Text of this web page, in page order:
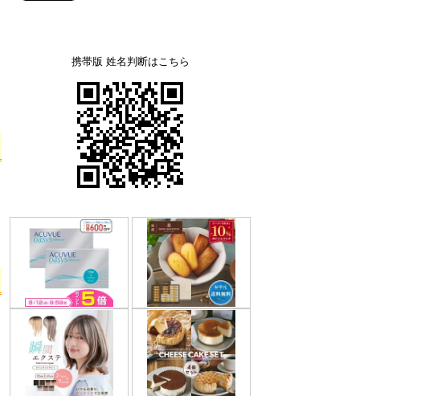
携帯版 姓名判断はこちら